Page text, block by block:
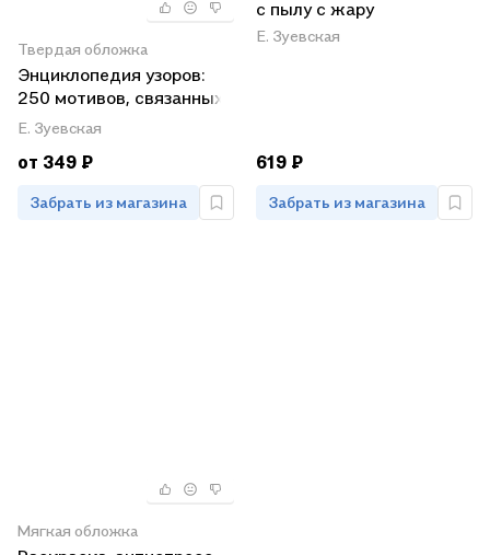
Твердая обложка
Энциклопедия узоров:
250 мотивов, связанных
крючком
Е. Зуевская
от 349 ₽
Забрать из магазина
с пылу с жару
Е. Зуевская
619 ₽
Забрать из магазина
Мягкая обложка